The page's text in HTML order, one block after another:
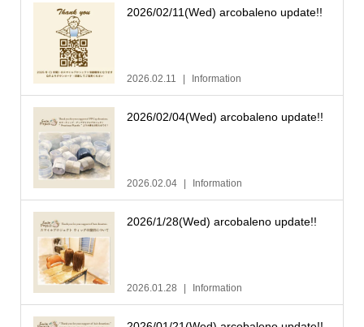
2026/02/11(Wed) arcobaleno update!!
2026.02.11 Information
2026/02/04(Wed) arcobaleno update!!
2026.02.04 Information
2026/1/28(Wed) arcobaleno update!!
2026.01.28 Information